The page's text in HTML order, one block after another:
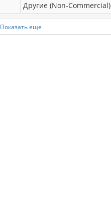
Другие (Non-Commercial)
Показать еще